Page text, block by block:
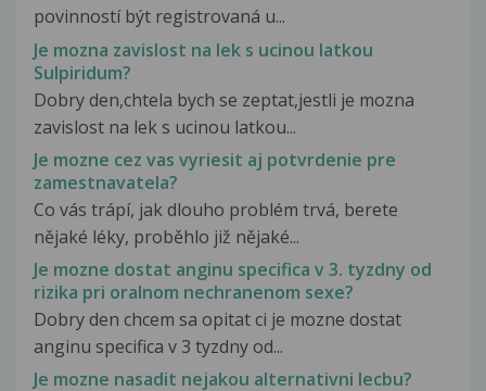
povinností být registrovaná u...
Je mozna zavislost na lek s ucinou latkou
Sulpiridum?
Dobry den,chtela bych se zeptat,jestli je mozna
zavislost na lek s ucinou latkou...
Je mozne cez vas vyriesit aj potvrdenie pre
zamestnavatela?
Co vás trápí, jak dlouho problém trvá, berete
nějaké léky, proběhlo již nějaké...
Je mozne dostat anginu specifica v 3. tyzdny od
rizika pri oralnom nechranenom sexe?
Dobry den chcem sa opitat ci je mozne dostat
anginu specifica v 3 tyzdny od...
Je mozne nasadit nejakou alternativni lecbu?